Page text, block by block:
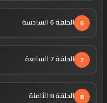
6 الحلقة 6 السادسة
7 الحلقة 7 السابعة
8 الحلقة 8 الثامنة